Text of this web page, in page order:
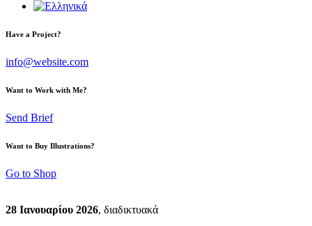
facebook-
linkedin
twitter-
Have a Project?
info@website.com
Want to Work with Me?
Send Brief
Want to Buy Illustrations?
Go to Shop
28 Ιανουαρίου 2026, διαδικτυακά